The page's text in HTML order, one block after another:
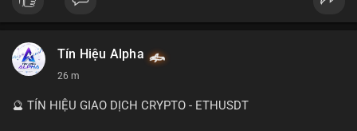
#vlikevn #titanbot
📰 Nguồn: Cointelegraph
Tín Hiệu Alpha
26 m
🔮 TÍN HIỆU GIAO DỊCH CRYPTO - ETHUSDT